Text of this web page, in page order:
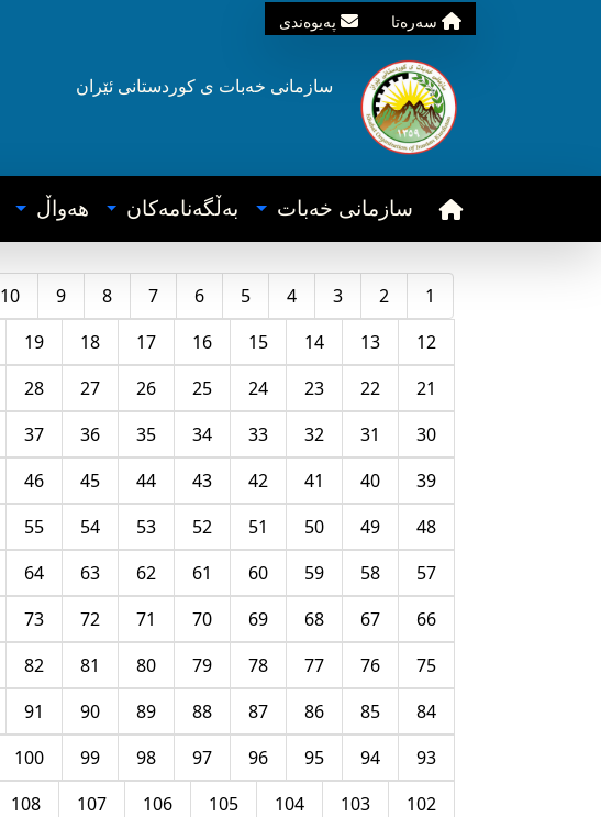
سه‌ره‌تا په‌یوه‌ندی
سازمانی خه‌بات ی کوردستانی ئێران
سازمانی خه‌بات به‌ڵگه‌نامه‌کان هه‌واڵ
1
2
3
4
5
6
7
8
9
10
12
13
14
15
16
17
18
19
21
22
23
24
25
26
27
28
30
31
32
33
34
35
36
37
39
40
41
42
43
44
45
46
48
49
50
51
52
53
54
55
57
58
59
60
61
62
63
64
66
67
68
69
70
71
72
73
75
76
77
78
79
80
81
82
84
85
86
87
88
89
90
91
93
94
95
96
97
98
99
100
102
103
104
105
106
107
108